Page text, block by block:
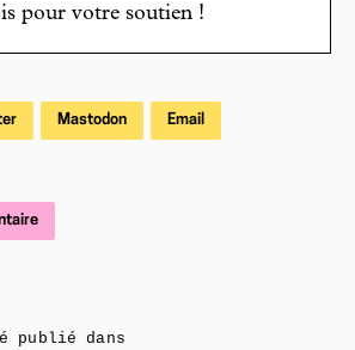
pour votre soutien !
Mastodon Email
publié dans